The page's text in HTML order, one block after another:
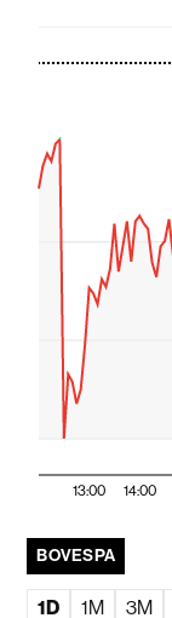
13:00 14:00
BOVESPA
1D 1M 3M